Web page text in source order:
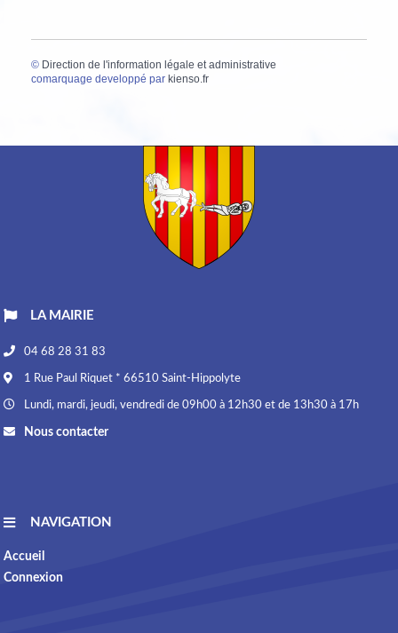
© Direction de l'information légale et administrative
comarquage developpé par kienso.fr
LA MAIRIE
04 68 28 31 83
1 Rue Paul Riquet * 66510 Saint-Hippolyte
Lundi, mardi, jeudi, vendredi de 09h00 à 12h30 et de 13h30 à 17h
Nous contacter
NAVIGATION
Accueil
Connexion